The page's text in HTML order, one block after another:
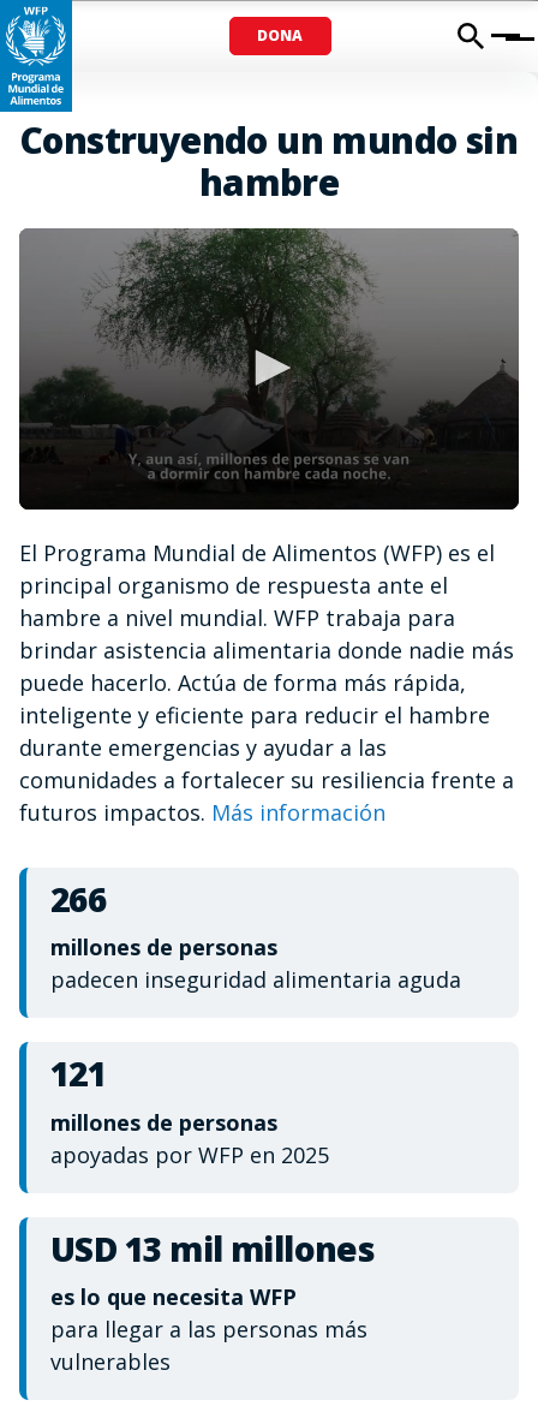
DONA Menu
Construyendo un mundo sin
hambre
of
minute,
12
seconds
El Programa Mundial de Alimentos (WFP) es el
principal organismo de respuesta ante el
hambre a nivel mundial. WFP trabaja para
brindar asistencia alimentaria donde nadie más
puede hacerlo. Actúa de forma más rápida,
inteligente y eficiente para reducir el hambre
durante emergencias y ayudar a las
comunidades a fortalecer su resiliencia frente a
futuros impactos. Más información
266
millones de personas
padecen inseguridad alimentaria aguda
121
millones de personas
apoyadas por WFP en 2025
USD 13 mil millones
es lo que necesita WFP
para llegar a las personas más
vulnerables